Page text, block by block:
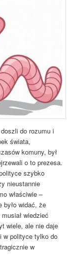
doszli do rozumu i
świata,
komuny, był
o to prezesa.
szybko
nieustannie
właściwie –
było widać, że
wiedzieć
wiele, ale nie daje
w polityce tylko do
w